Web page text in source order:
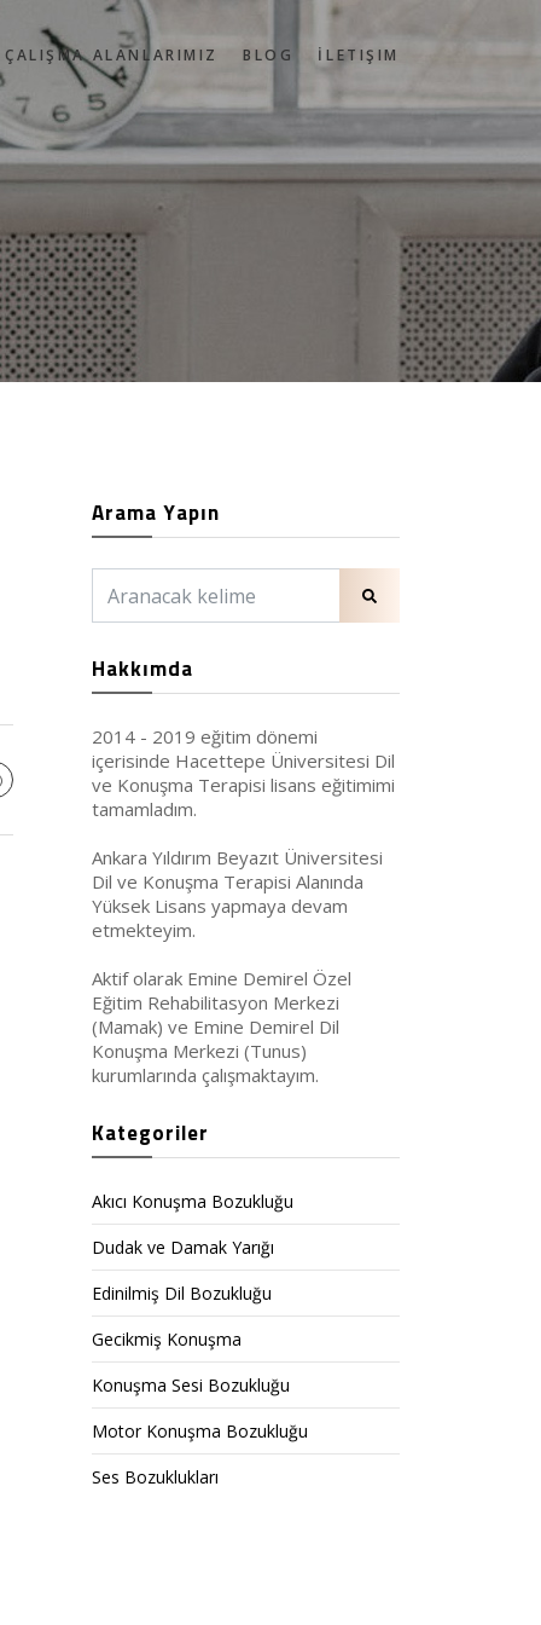
ÇALIŞMA ALANLARIMIZ BLOG İLETIŞIM
Arama Yapın
Hakkımda
2014 - 2019 eğitim dönemi
içerisinde Hacettepe Üniversitesi Dil
ve Konuşma Terapisi lisans eğitimimi
tamamladım.
Ankara Yıldırım Beyazıt Üniversitesi
Dil ve Konuşma Terapisi Alanında
Yüksek Lisans yapmaya devam
etmekteyim.
Aktif olarak Emine Demirel Özel
Eğitim Rehabilitasyon Merkezi
(Mamak) ve Emine Demirel Dil
Konuşma Merkezi (Tunus)
kurumlarında çalışmaktayım.
Kategoriler
Akıcı Konuşma Bozukluğu
Dudak ve Damak Yarığı
Edinilmiş Dil Bozukluğu
Gecikmiş Konuşma
Konuşma Sesi Bozukluğu
Motor Konuşma Bozukluğu
Ses Bozuklukları